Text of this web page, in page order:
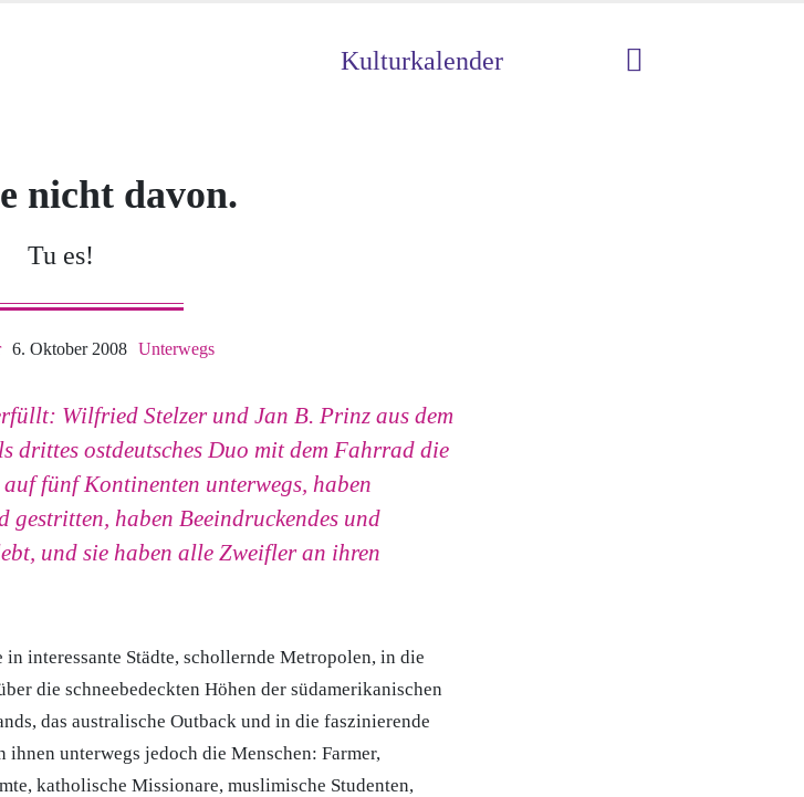
Kulturkalender
nicht davon.
Tu es!
6. Oktober 2008 Unterwegs
Wilfried Stelzer und Jan B. Prinz aus dem
drittes ostdeutsches Duo mit dem Fahrrad die
fünf Kontinenten unterwegs, haben
gestritten, haben Beeindruckendes und
und sie haben alle Zweifler an ihren
interessante Städte, schollernde Metropolen, in die
die schneebedeckten Höhen der südamerikanischen
das australische Outback und in die faszinierende
unterwegs jedoch die Menschen: Farmer,
katholische Missionare, muslimische Studenten,